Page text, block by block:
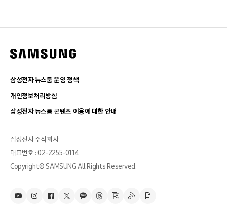
삼성전자 뉴스룸 운영 정책
개인정보처리방침
삼성전자 뉴스룸 콘텐츠 이용에 대한 안내
삼성전자 주식회사
대표번호 : 02-2255-0114
Copyright© SAMSUNG All Rights Reserved.